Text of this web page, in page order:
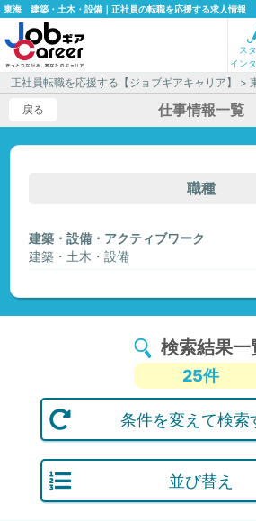
東海 建築・土木・設備｜正社員の転職を応援する求人情報
ス
イン
正社員転職を応援する【ジョブギアキャリア】 >
戻る
仕事情報一覧
職種
建築・設備・アクティブワーク
建築・土木・設備
検索結果一
25件
条件を変えて検索
並び替え